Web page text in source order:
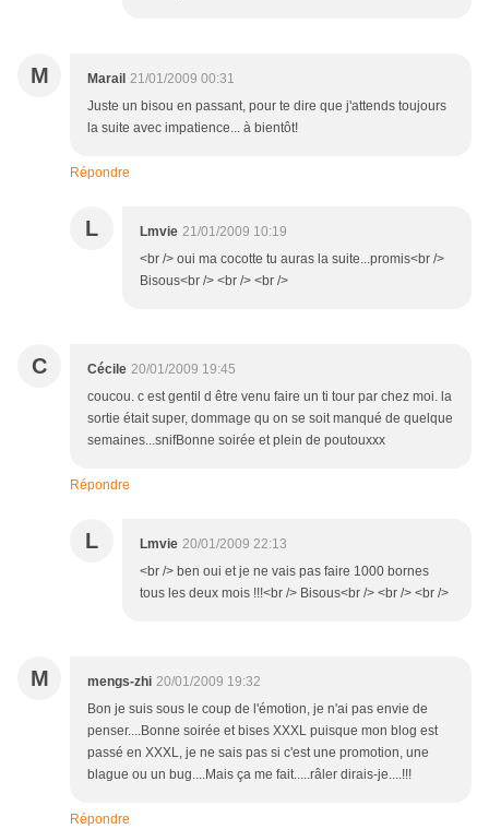
M Marail 21/01/2009 00:31
Juste un bisou en passant, pour te dire que j'attends toujours
la suite avec impatience... à bientôt!
Répondre
L Lmvie 21/01/2009 10:19
<br /> oui ma cocotte tu auras la suite...promis<br />
Bisous<br /> <br /> <br />
C Cécile 20/01/2009 19:45
coucou. c est gentil d être venu faire un ti tour par chez moi. la
sortie était super, dommage qu on se soit manqué de quelque
semaines...snifBonne soirée et plein de poutouxxx
Répondre
L Lmvie 20/01/2009 22:13
<br /> ben oui et je ne vais pas faire 1000 bornes
tous les deux mois !!!<br /> Bisous<br /> <br /> <br />
M mengs-zhi 20/01/2009 19:32
Bon je suis sous le coup de l'émotion, je n'ai pas envie de
penser....Bonne soirée et bises XXXL puisque mon blog est
passé en XXXL, je ne sais pas si c'est une promotion, une
blague ou un bug....Mais ça me fait.....râler dirais-je....!!!
Répondre